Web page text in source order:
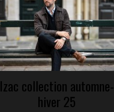
Izac collection automne-
hiver 25